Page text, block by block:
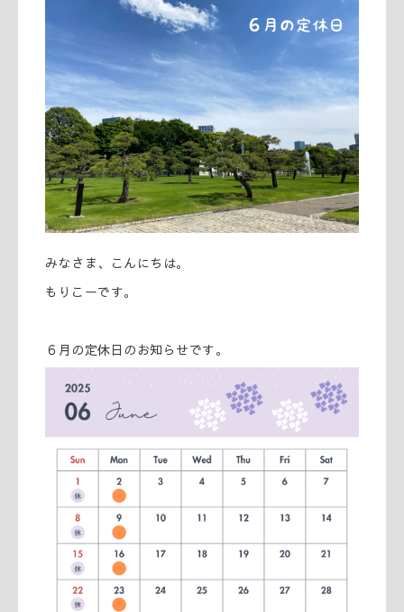
みなさま、こんにちは。
もりこーです。
６月の定休日のお知らせです。